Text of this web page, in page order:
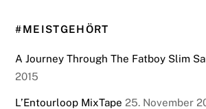
#MEISTGEHÖRT
A Journey Through The Fatboy Slim
2015
L’Entourloop MixTape 25. November